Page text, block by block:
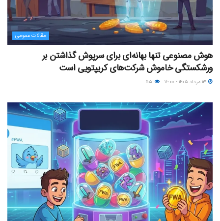
مقالات عمومی
هوش مصنوعی تنها بهانه‌ای برای سرپوش گذاشتن بر
ورشکستگی خاموش شرکت‌های کریپتویی است